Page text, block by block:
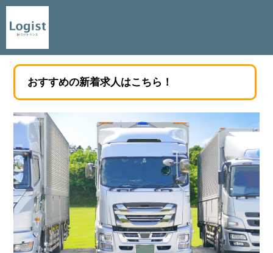
おすすめの新着求人はこちら！